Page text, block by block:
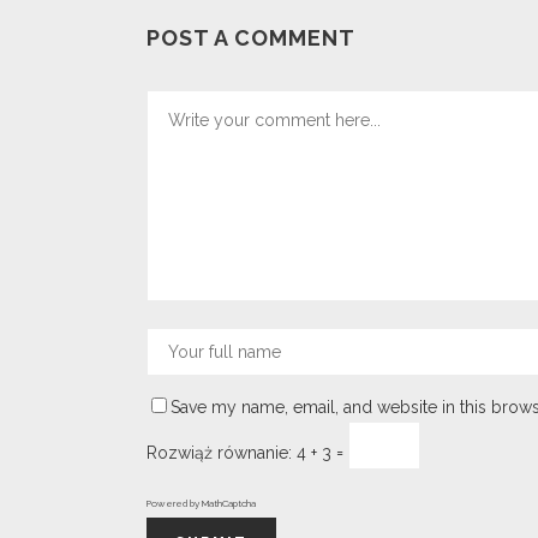
POST A COMMENT
Save my name, email, and website in this
Rozwiąż równanie: 4 + 3 =
Powered by MathCaptcha